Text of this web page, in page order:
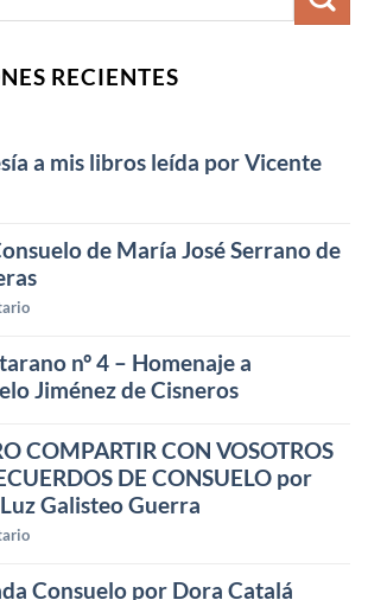
RECIENTES
a mis libros leída por Vicente
de María José Serrano de
nº 4 – Homenaje a
Jiménez de Cisneros
COMPARTIR CON VOSOTROS
DE CONSUELO por
Galisteo Guerra
Consuelo por Dora Catalá